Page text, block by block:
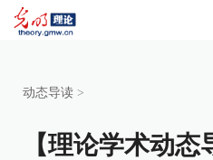
动态导读 >
【理论学术动